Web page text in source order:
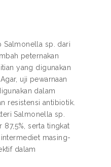
Salmonella sp. dari
peternakan
yang digunakan
uji pewarnaan
dalam
resistensi antibiotik.
Salmonella sp.
serta tingkat
masing-
dalam